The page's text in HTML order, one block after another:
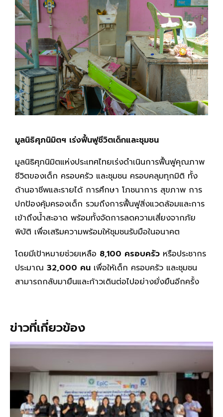
มูลนิธิศุภนิมิตฯ เร่งฟื้นฟูชีวิตเด็กและชุมชน
มูลนิธิศุภนิมิตแห่งประเทศไทยเร่งดำเนินการฟื้นฟูคุณภาพ
ชีวิตของเด็ก ครอบครัว และชุมชน ครอบคลุมทุกมิติ ทั้ง
ด้านอาชีพและรายได้ การศึกษา โภชนาการ สุขภาพ การ
ปกป้องคุ้มครองเด็ก รวมถึงการฟื้นฟูสิ่งแวดล้อมและการ
เข้าถึงน้ำสะอาด พร้อมทั้งจัดการลดความเสี่ยงจากภัย
พิบัติ เพื่อเสริมความพร้อมให้ชุมชนรับมือในอนาคต
โดยมีเป้าหมายช่วยเหลือ 8,100 ครอบครัว หรือประชากร
ประมาณ 32,000 คน เพื่อให้เด็ก ครอบครัว และชุมชน
สามารถกลับมายืนและก้าวเดินต่อไปอย่างยั่งยืนอีกครั้ง
ข่าวที่เกี่ยวข้อง